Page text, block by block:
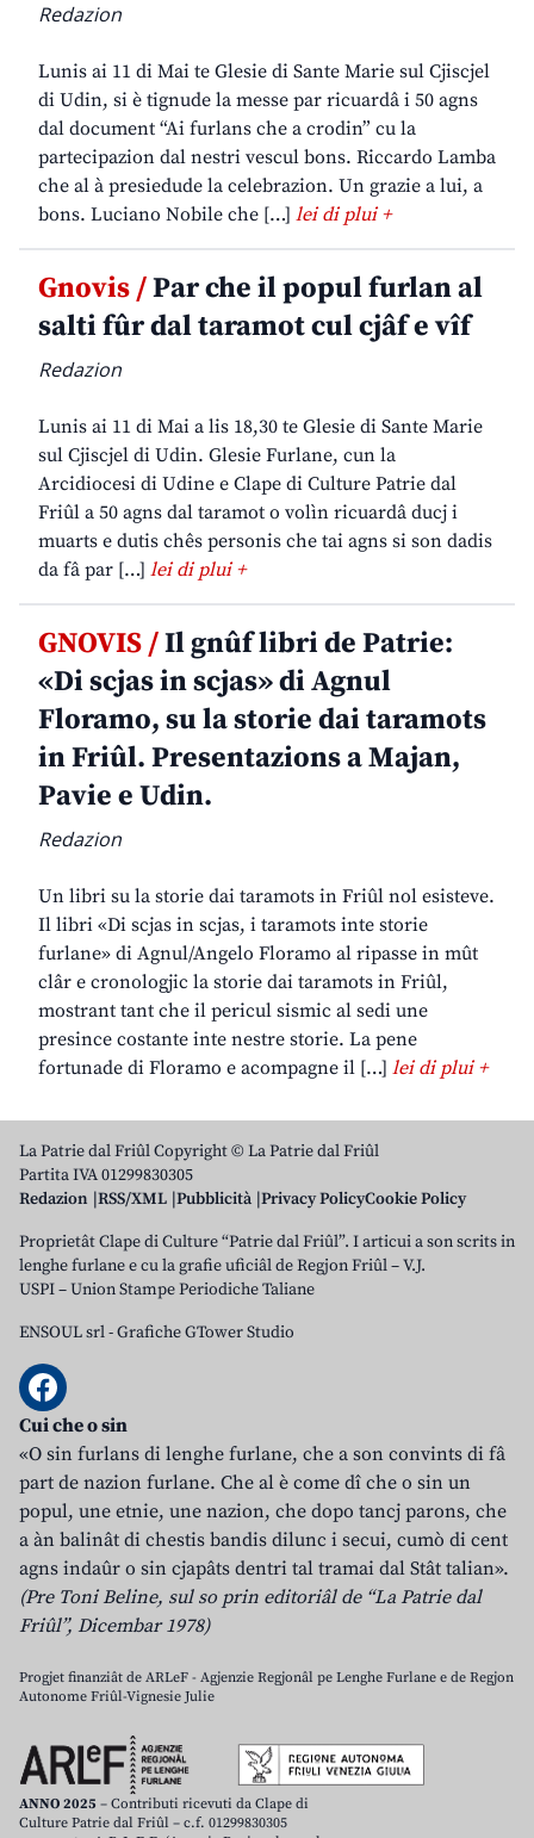
Redazion
Lunis ai 11 di Mai te Glesie di Sante Marie sul Cjiscjel
di Udin, si è tignude la messe par ricuardâ i 50 agns
dal document “Ai furlans che a crodin” cu la
partecipazion dal nestri vescul bons. Riccardo Lamba
che al à presiedude la celebrazion. Un grazie a lui, a
bons. Luciano Nobile che […] lei di plui +
Gnovis /Par che il popul furlan al
salti fûr dal taramot cul cjâf e vîf
Redazion
Lunis ai 11 di Mai a lis 18,30 te Glesie di Sante Marie
sul Cjiscjel di Udin. Glesie Furlane, cun la
Arcidiocesi di Udine e Clape di Culture Patrie dal
Friûl a 50 agns dal taramot o volìn ricuardâ ducj i
muarts e dutis chês personis che tai agns si son dadis
da fâ par […] lei di plui +
GNOVIS /Il gnûf libri de Patrie:
«Di scjas in scjas» di Agnul
Floramo, su la storie dai taramots
in Friûl. Presentazions a Majan,
Pavie e Udin.
Redazion
Un libri su la storie dai taramots in Friûl nol esisteve.
Il libri «Di scjas in scjas, i taramots inte storie
furlane» di Agnul/Angelo Floramo al ripasse in mût
clâr e cronologjic la storie dai taramots in Friûl,
mostrant tant che il pericul sismic al sedi une
presince costante inte nestre storie. La pene
fortunade di Floramo e acompagne il […] lei di plui +
La Patrie dal Friûl Copyright © La Patrie dal Friûl
Partita IVA 01299830305
Redazion RSS/XML Pubblicità Privacy PolicyCookie Policy
Proprietât Clape di Culture “Patrie dal Friûl”. I articui a son scrits in
lenghe furlane e cu la grafie uficiâl de Regjon Friûl – V.J.
USPI – Union Stampe Periodiche Taliane
ENSOUL srl-Grafiche GTower Studio
Cui che o sin
«O sin furlans di lenghe furlane, che a son convints di fâ
part de nazion furlane. Che al è come dî che o sin un
popul, une etnie, une nazion, che dopo tancj parons, che
a àn balinât di chestis bandis dilunc i secui, cumò di cent
agns indaûr o sin cjapâts dentri tal tramai dal Stât talian».
(Pre Toni Beline, sul so prin editoriâl de “La Patrie dal
Friûl”, Dicembar 1978)
Progjet finanziât de ARLeF - Agjenzie Regjonâl pe Lenghe Furlane e de Regjon
Autonome Friûl-Vignesie Julie
ANNO 2025 – Contributi ricevuti da Clape di
Culture Patrie dal Friûl – c.f. 01299830305